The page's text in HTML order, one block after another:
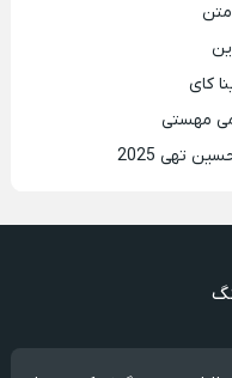
متن
کای
مهستی
تهی 2025